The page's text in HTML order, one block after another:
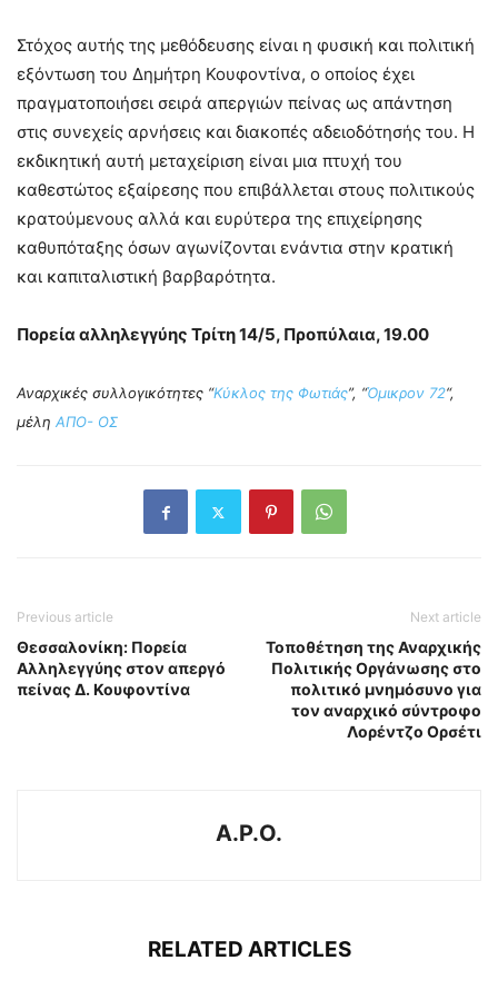
Στόχος αυτής της μεθόδευσης είναι η φυσική και πολιτική
εξόντωση του Δημήτρη Κουφοντίνα, ο οποίος έχει
πραγματοποιήσει σειρά απεργιών πείνας ως απάντηση
στις συνεχείς αρνήσεις και διακοπές αδειοδότησής του. Η
εκδικητική αυτή μεταχείριση είναι μια πτυχή του
καθεστώτος εξαίρεσης που επιβάλλεται στους πολιτικούς
κρατούμενους αλλά και ευρύτερα της επιχείρησης
καθυπόταξης όσων αγωνίζονται ενάντια στην κρατική
και καπιταλιστική βαρβαρότητα.
Πορεία αλληλεγγύης Τρίτη 14/5, Προπύλαια, 19.00
Αναρχικές συλλογικότητες “Κύκλος της Φωτιάς”, “Όμικρον 72“,
μέλη ΑΠΟ- ΟΣ
Previous article
Θεσσαλονίκη: Πορεία
Αλληλεγγύης στον απεργό
πείνας Δ. Κουφοντίνα
Next article
Τοποθέτηση της Αναρχικής
Πολιτικής Οργάνωσης στο
πολιτικό μνημόσυνο για
τον αναρχικό σύντροφο
Λορέντζο Ορσέτι
A.P.O.
RELATED ARTICLES